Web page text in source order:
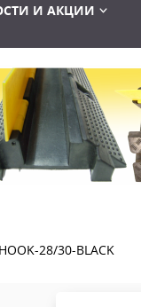
Лампы UV TUV
Лампы
Инструменты
Готовые
Конструктор
Лебёдки и
Фермы Штативы
Хомуты
6и канальные
И АКЦИИ
28/30-BLACK